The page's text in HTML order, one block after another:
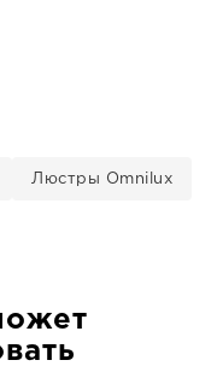
Люстры Omnilux